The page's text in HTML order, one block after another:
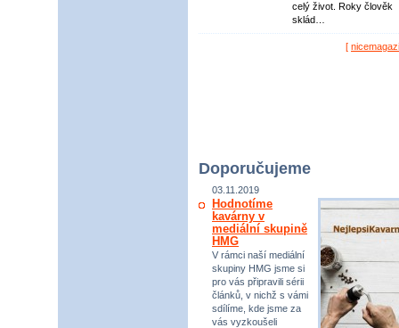
celý život. Roky člověk
sklád…
[
Doporučujeme
03.11.2019
Hodnotíme
kavárny v
mediální skupině
HMG
V rámci naší mediální
skupiny HMG jsme si
pro vás připravili sérii
článků, v nichž s vámi
sdílíme, kde jsme za
vás vyzkoušeli